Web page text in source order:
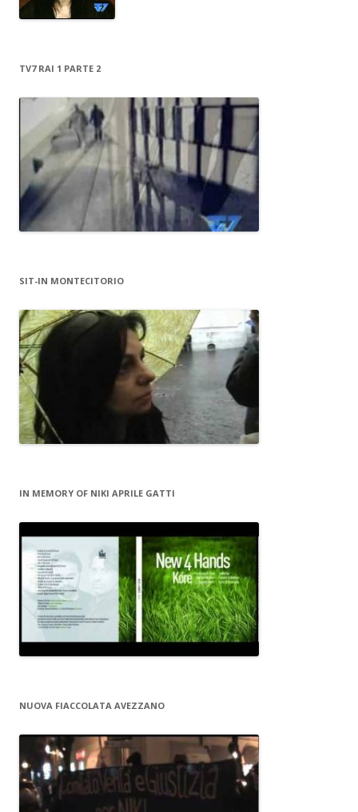
TV7 RAI 1 PARTE 2
SIT-IN MONTECITORIO
IN MEMORY OF NIKI APRILE GATTI
NUOVA FIACCOLATA AVEZZANO